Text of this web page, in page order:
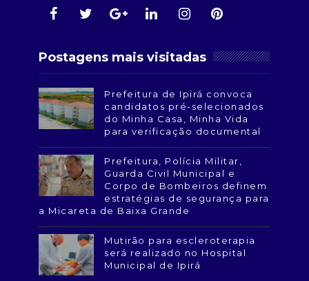
Postagens mais visitadas
Prefeitura de Ipirá convoca
candidatos pré-selecionados
do Minha Casa, Minha Vida
para verificação documental
Prefeitura, Polícia Militar,
Guarda Civil Municipal e
Corpo de Bombeiros definem
estratégias de segurança para
a Micareta de Baixa Grande
Mutirão para escleroterapia
será realizado no Hospital
Municipal de Ipirá